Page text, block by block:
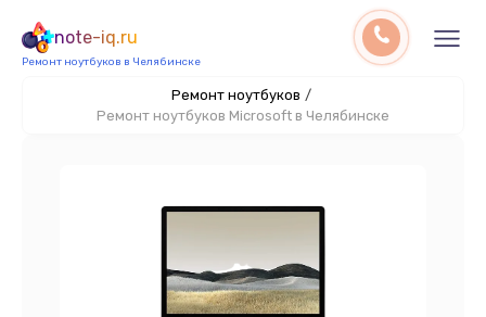
note-iq.ru
Ремонт ноутбуков в Челябинске
Ремонт ноутбуков /
Ремонт ноутбуков Microsoft в Челябинске